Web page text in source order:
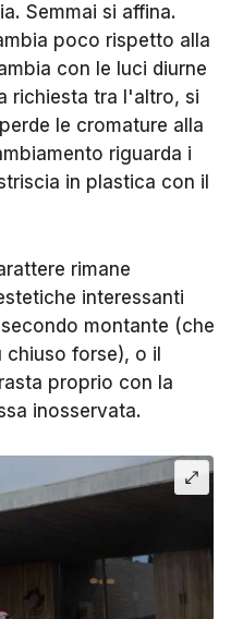
Semmai si affina.
poco rispetto alla
con le luci diurne
richiesta tra l'altro, si
le cromature alla
riguarda i
in plastica con il
rimane
interessanti
montante (che
forse), o il
proprio con la
inosservata.